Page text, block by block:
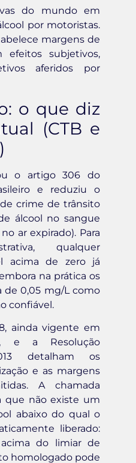
do mundo em
por motoristas.
margens de
efeitos subjetivos,
aferidos por
o que diz
(CTB e
o artigo 306 do
e reduziu o
crime de trânsito
álcool no sangue
ar expirado). Para
qualquer
acima de zero já
na prática os
de 0,05 mg/L como
confiável.
ainda vigente em
e a Resolução
detalham os
e as margens
A chamada
que não existe um
abaixo do qual o
liberado:
do limiar de
homologado pode